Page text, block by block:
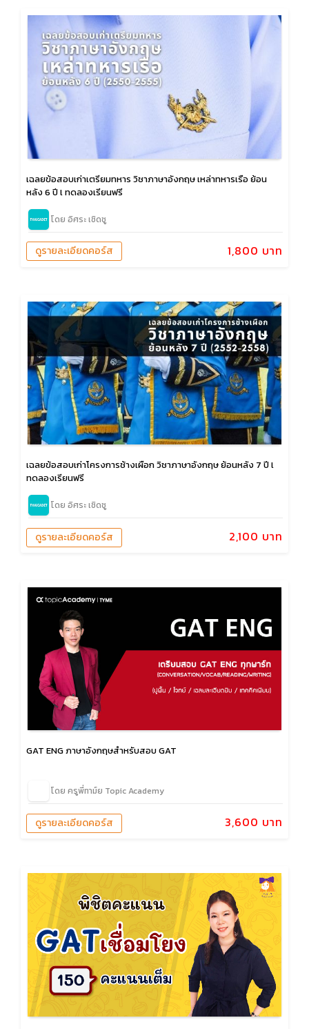
เฉลยข้อสอบเก่าเตรียมทหาร วิชาภาษาอังกฤษ เหล่าทหารเรือ ย้อน
หลัง 6 ปี l ทดลองเรียนฟรี
โดย อิศระ เชิดชู
1,800 บาท
ดูรายละเอียดคอร์ส
เฉลยข้อสอบเก่าโครงการช้างเผือก วิชาภาษาอังกฤษ ย้อนหลัง 7 ปี l
ทดลองเรียนฟรี
โดย อิศระ เชิดชู
2,100 บาท
ดูรายละเอียดคอร์ส
GAT ENG ภาษาอังกฤษสำหรับสอบ GAT
โดย ครูพี่ทาม์ย Topic Academy
3,600 บาท
ดูรายละเอียดคอร์ส